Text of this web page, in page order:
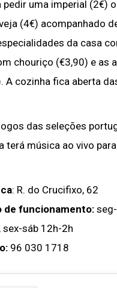
pedir uma imperial (2€)
(4€) acompanhado
da casa
chouriço (€3,90) e as
A cozinha fica aberta
das seleções
terá música ao vivo
: R. do Crucifixo, 62
de funcionamento:
sex-sáb 12h-2h
96 030 1718